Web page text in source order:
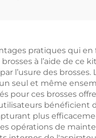
pratiques qui
à l’aide de ce
l’usure des
seul et même
pour ces brosses
bénéficient
plus
opérations de